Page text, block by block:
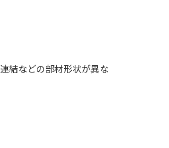
結などの部材形状が異な